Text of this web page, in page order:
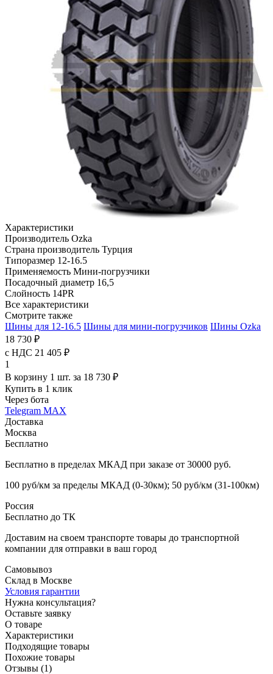
Характеристики
Производитель Ozka
Страна производитель Турция
Типоразмер 12-16.5
Применяемость Мини-погрузчики
Посадочный диаметр 16,5
Слойность 14PR
Все характеристики
Смотрите также
Шины для 12-16.5 Шины для мини-погрузчиков Шины Ozka
18 730 ₽
с НДС 21 405 ₽
1
В корзину 1 шт. за 18 730 ₽
Купить в 1 клик
Через бота
Telegram MAX
Доставка
Москва
Бесплатно
Бесплатно в пределах МКАД при заказе от 30000 руб.
100 руб/км за пределы МКАД (0-30км); 50 руб/км (31-100км)
Россия
Бесплатно до ТК
Доставим на своем транспорте товары до транспортной
компании для отправки в ваш город
Самовывоз
Склад в Москве
Условия гарантии
Нужна консультация?
Оставьте заявку
О товаре
Характеристики
Подходящие товары
Похожие товары
Отзывы (1)